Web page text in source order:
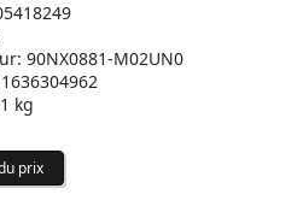
90NX0881-M02UN0
kg
prix